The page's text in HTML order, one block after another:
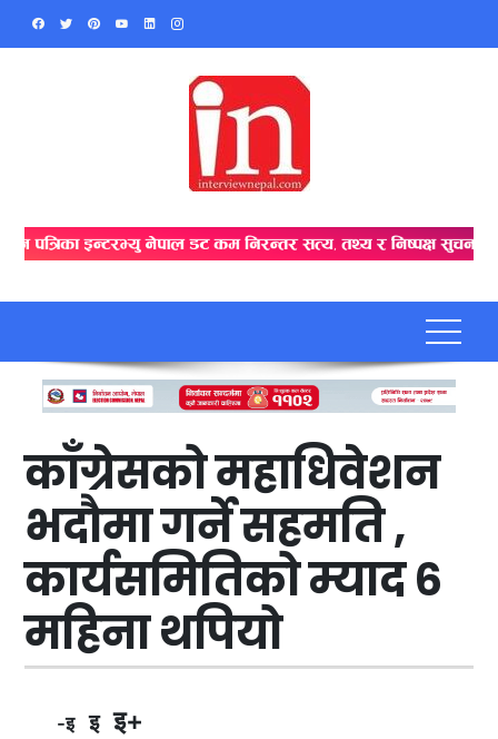
Skip
काँग्रेसको महाधिवेशन
भदौमा गर्ने सहमति ,
कार्यसमितिको म्याद ६
महिना थपियो
-इ इ इ+